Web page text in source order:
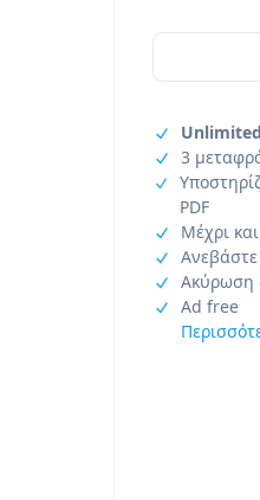
Unlimited
3
PDF
Μέχρι και
Ακύρωση
Ad free